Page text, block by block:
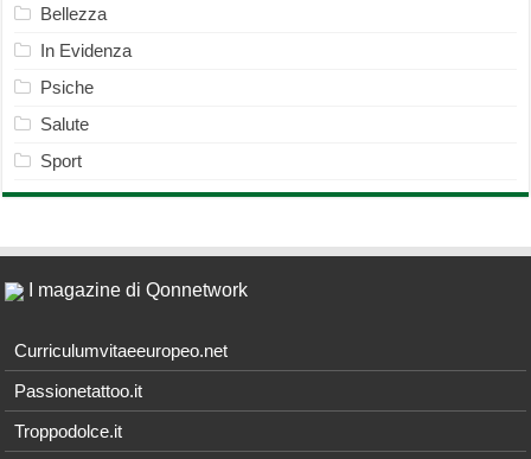
Bellezza
In Evidenza
Psiche
Salute
Sport
I magazine di Qonnetwork
Curriculumvitaeeuropeo.net
Passionetattoo.it
Troppodolce.it